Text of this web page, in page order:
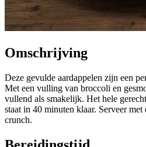
Omschrijving
Deze gevulde aardappelen zijn een
Met een vulling van broccoli en
vullend als smakelijk. Het hele
staat in 40 minuten klaar. Serveer met
crunch.